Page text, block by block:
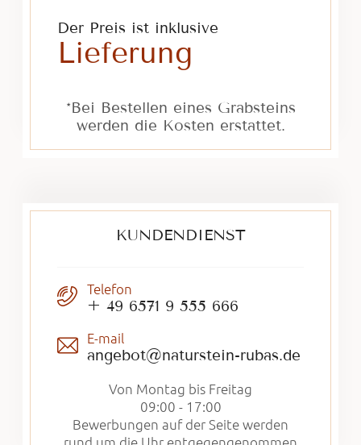
Der Preis ist inklusive
Lieferung
*Bei Bestellen eines Grabsteins
werden die Kosten erstattet.
KUNDENDIENST
Telefon
+ 49 6571 9 555 666
E-mail
angebot@naturstein-rubas.de
Von Montag bis Freitag
09:00 - 17:00
Bewerbungen auf der Seite werden
rund um die Uhr entgegengenommen